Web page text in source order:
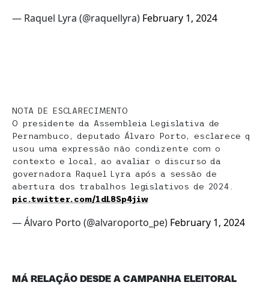
— Raquel Lyra (@raquellyra) February 1, 2024
NOTA DE ESCLARECIMENTO
O presidente da Assembleia Legislativa de
Pernambuco, deputado Álvaro Porto, esclarece q
usou uma expressão não condizente com o
contexto e local, ao avaliar o discurso da
governadora Raquel Lyra após a sessão de
abertura dos trabalhos legislativos de 2024.
pic.twitter.com/1dL8Sp4jiw
— Álvaro Porto (@alvaroporto_pe) February 1, 2024
MÁ RELAÇÃO DESDE A CAMPANHA ELEITORAL